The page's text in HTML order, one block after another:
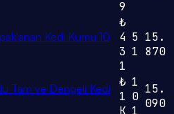
9
Kedi Kumu 10
₺
4
3
1
5
1
15.
870
Tam ve Dengeli Kedi
₺
1
K
1
0
1
15.
090